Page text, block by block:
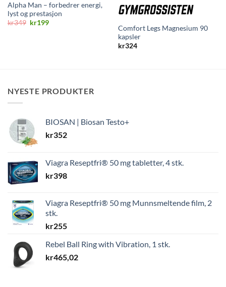
Alpha Man – forbedrer energi,
lyst og prestasjon
kr349 Opprinnelig
kr199Nåværende
Comfort Legs Magnesium 90
kapsler
kr324
NYESTE PRODUKTER
BIOSAN | Biosan Testo+
kr352
Viagra Reseptfri® 50 mg tabletter, 4 stk.
kr398
Viagra Reseptfri® 50 mg Munnsmeltende film, 2
stk.
kr255
Rebel Ball Ring with Vibration, 1 stk.
kr465,02